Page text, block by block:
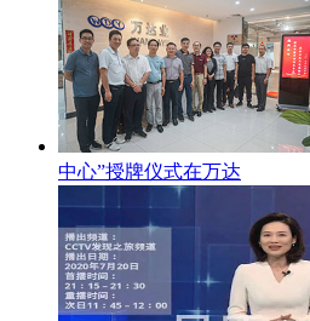
中心”授牌仪式在万达